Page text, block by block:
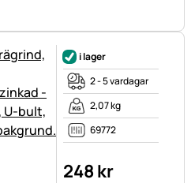
i lager
2 - 5 vardagar
2,07 kg
69772
248kr